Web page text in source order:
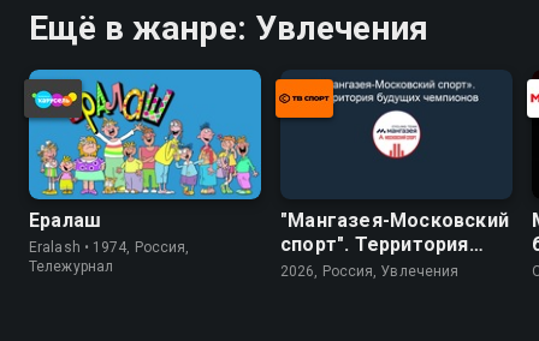
Ещё в жанре: Увлечения
Ералаш
Eralash • 1974, Россия,
Тележурнал
"Мангазея-Московский
спорт". Территория
будущих чемпионов
2026, Россия, Увлечения